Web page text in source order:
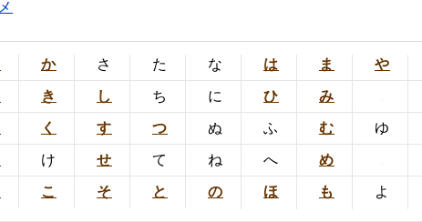
か
き
く
け
こ
さ
し
す
せ
そ
た
ち
つ
て
と
な
に
ぬ
ね
の
は
ひ
ふ
へ
ほ
ま
み
む
め
も
や
ゆ
よ